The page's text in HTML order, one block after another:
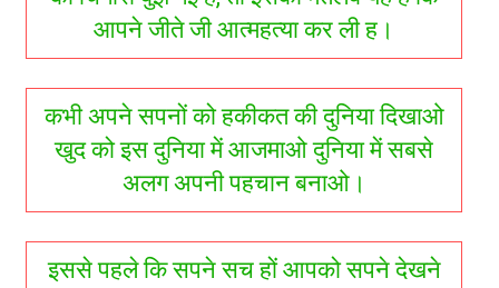
आपने जीते जी आत्महत्या कर ली ह।
कभी अपने सपनों को हकीकत की दुनिया दिखाओ
खुद को इस दुनिया में आजमाओ दुनिया में सबसे
अलग अपनी पहचान बनाओ।
इससे पहले कि सपने सच हों आपको सपने देखने